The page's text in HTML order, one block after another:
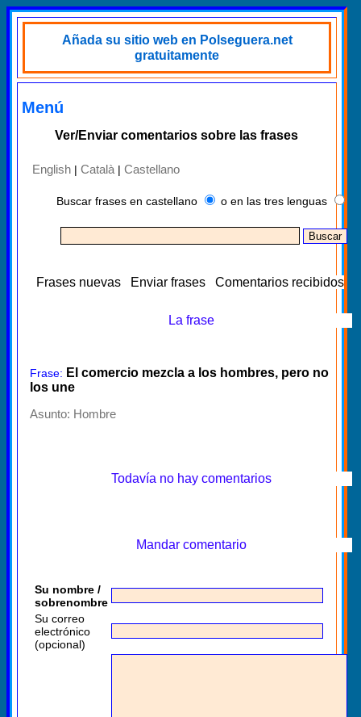
Añada su sitio web en Polseguera.net
gratuitamente
Menú
Ver/Enviar comentarios sobre las frases
English | Català | Castellano
Buscar frases en castellano o en las tres lenguas
Frases nuevas Enviar frases Comentarios recibidos
La frase
Frase: El comercio mezcla a los hombres, pero no
los une
Asunto: Hombre
Todavía no hay comentarios
Mandar comentario
Su nombre /
sobrenombre
Su correo
electrónico
(opcional)